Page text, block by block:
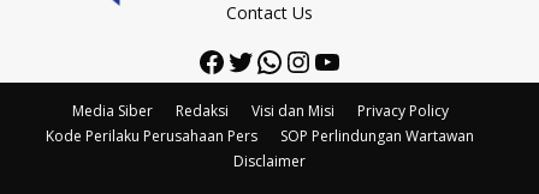
Contact Us
Facebook
Twitter
WhatsApp
Instagram
YouTube
Media Siber Redaksi Visi dan Misi
Privacy Policy
Kode Perilaku Perusahaan Pers
SOP Perlindungan Wartawan
Disclaimer